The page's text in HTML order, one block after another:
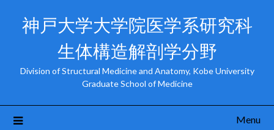
神戸大学大学院医学系研究科
生体構造解剖学分野
Division of Structural Medicine and Anatomy, Kobe University
Graduate School of Medicine
Menu